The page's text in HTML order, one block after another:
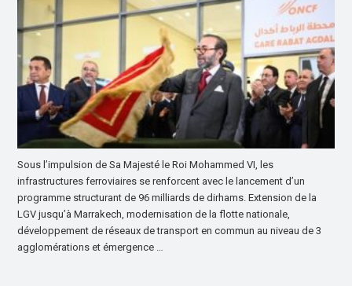
Sous l’impulsion de Sa Majesté le Roi Mohammed VI, les
infrastructures ferroviaires se renforcent avec le lancement d’un
programme structurant de 96 milliards de dirhams. Extension de la
LGV jusqu’à Marrakech, modernisation de la flotte nationale,
développement de réseaux de transport en commun au niveau de 3
agglomérations et émergence …